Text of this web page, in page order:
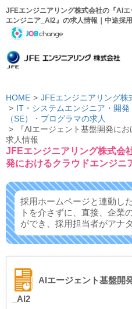
JFEエンジニアリング株式会社の『AI
エンジニア_AI2』の求人情報｜中途採
HOME
JFEエンジニアリング株
IT・システムエンジニア・開
（SE）・プログラマの求人
『AIエージェント基盤開発に
求人情報
JFEエンジニアリング株式会
発におけるクラウドエンジニ
採用ホームページと連動し
トを介さずに、 直接、企業
ができ、 採用担当者がアナ
AIエージェント基盤開
_AI2